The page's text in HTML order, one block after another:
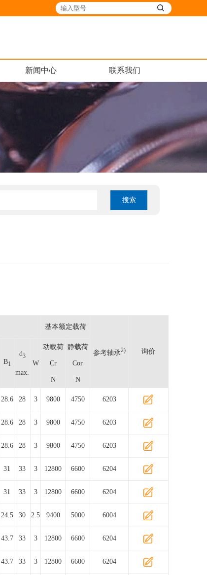
新闻中心 联系我们
基本额定载荷
参考轴承2)
询价
B1
d3
max.
W
动载荷
Cr
N
静载荷
Cor
N
28.6 28 3 9800 4750 6203
28.6 28 3 9800 4750 6203
28.6 28 3 9800 4750 6203
31 33 3 12800 6600 6204
31 33 3 12800 6600 6204
24.5 30 2.5 9400 5000 6004
43.7 33 3 12800 6600 6204
43.7 33 3 12800 6600 6204